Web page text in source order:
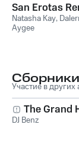
San Erotas
Natasha Kay,
Aygee
Сборники
Участие в
The Grand
DJ Benz